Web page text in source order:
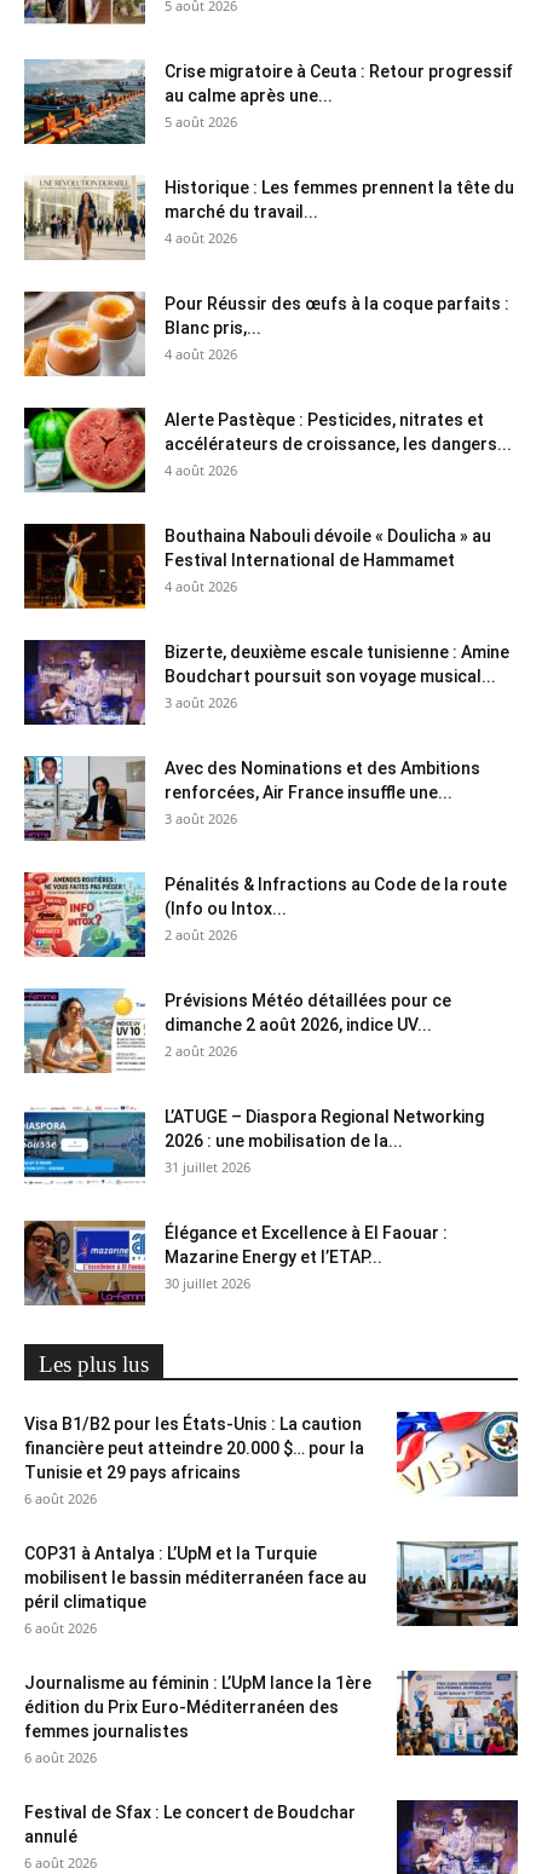
5 août 2026
Crise migratoire à Ceuta : Retour progressif
au calme après une...
5 août 2026
Historique : Les femmes prennent la tête du
marché du travail...
4 août 2026
Pour Réussir des œufs à la coque parfaits :
Blanc pris,...
4 août 2026
Alerte Pastèque : Pesticides, nitrates et
accélérateurs de croissance, les dangers...
4 août 2026
Bouthaina Nabouli dévoile « Doulicha » au
Festival International de Hammamet
4 août 2026
Bizerte, deuxième escale tunisienne : Amine
Boudchart poursuit son voyage musical...
3 août 2026
Avec des Nominations et des Ambitions
renforcées, Air France insuffle une...
3 août 2026
Pénalités & Infractions au Code de la route
(Info ou Intox...
2 août 2026
Prévisions Météo détaillées pour ce
dimanche 2 août 2026, indice UV...
2 août 2026
L’ATUGE – Diaspora Regional Networking
2026 : une mobilisation de la...
31 juillet 2026
Élégance et Excellence à El Faouar :
Mazarine Energy et l’ETAP...
30 juillet 2026
Les plus lus
Visa B1/B2 pour les États-Unis : La caution
financière peut atteindre 20.000 $… pour la
Tunisie et 29 pays africains
6 août 2026
COP31 à Antalya : L’UpM et la Turquie
mobilisent le bassin méditerranéen face au
péril climatique
6 août 2026
Journalisme au féminin : L’UpM lance la 1ère
édition du Prix Euro-Méditerranéen des
femmes journalistes
6 août 2026
Festival de Sfax : Le concert de Boudchar
annulé
6 août 2026